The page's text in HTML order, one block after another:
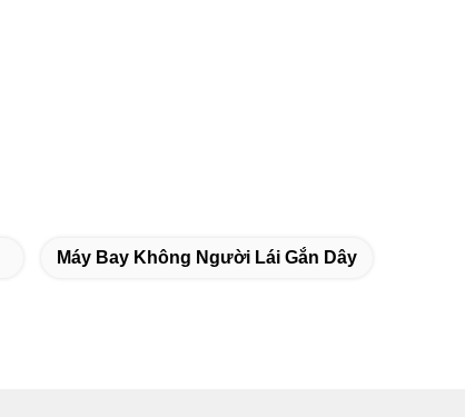
Máy Bay Không Người Lái Gắn Dây